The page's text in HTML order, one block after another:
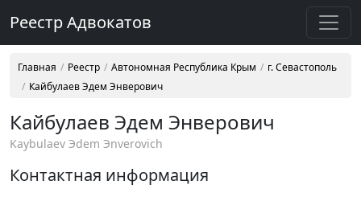
Реестр Адвокатов
Главная Реестр Автономная Республика Крым
г. Севастополь
Кайбулаев Эдем Энверович
Кайбулаев Эдем Энверович
Kaybulaev Эdem Эnverovich
Контактная информация